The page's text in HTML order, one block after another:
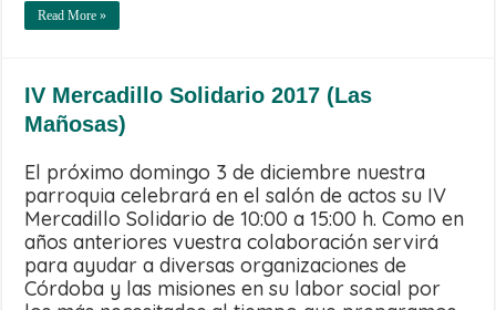
Read More »
IV Mercadillo Solidario 2017 (Las
Mañosas)
El próximo domingo 3 de diciembre nuestra
parroquia celebrará en el salón de actos su IV
Mercadillo Solidario de 10:00 a 15:00 h. Como en
años anteriores vuestra colaboración servirá
para ayudar a diversas organizaciones de
Córdoba y las misiones en su labor social por